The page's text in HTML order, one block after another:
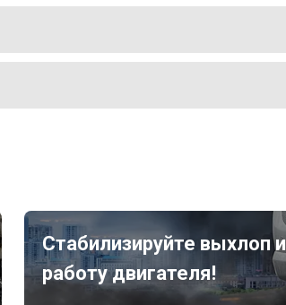
Стабилизируйте выхлоп и
работу двигателя!